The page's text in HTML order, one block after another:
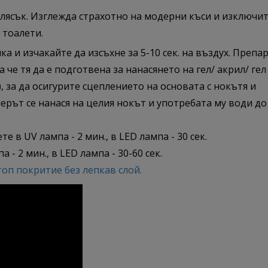
Изглежда страхотно на модерни къси и
и изчакайте да изсъхне за 5-10 сек. на въздух.
тя да е подготвена за нанасянето на гел/ акрил/
да осигурите сцеплението на основата с нокътя и
се нанася на целия нокът и употребата му води
в UV лампа - 2 мин., в LED лампа - 30 сек.
- 2 мин., в LED лампа - 30-60 сек.
покритие без лепкав слой.